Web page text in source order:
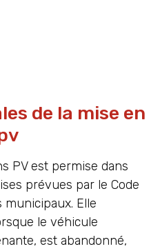
de la mise en
PV est permise dans
prévues par le Code
Elle
le véhicule
est abandonné,